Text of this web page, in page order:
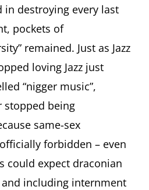
in destroying every last
pockets of
remained. Just as Jazz
loving Jazz just
“nigger music”,
stopped being
same-sex
forbidden – even
could expect draconian
including internment